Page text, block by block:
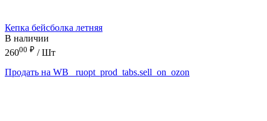
Кепка бейсболка летняя
В наличии
26000 ₽ / Шт
Продать на WB
_ruopt_prod_tabs.sell_on_ozon